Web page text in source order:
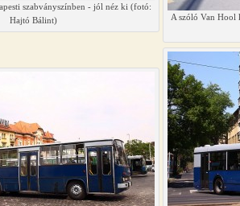
szabványszínben - jól néz ki (fotó:
Hajtó Bálint)
A szóló Van Hool